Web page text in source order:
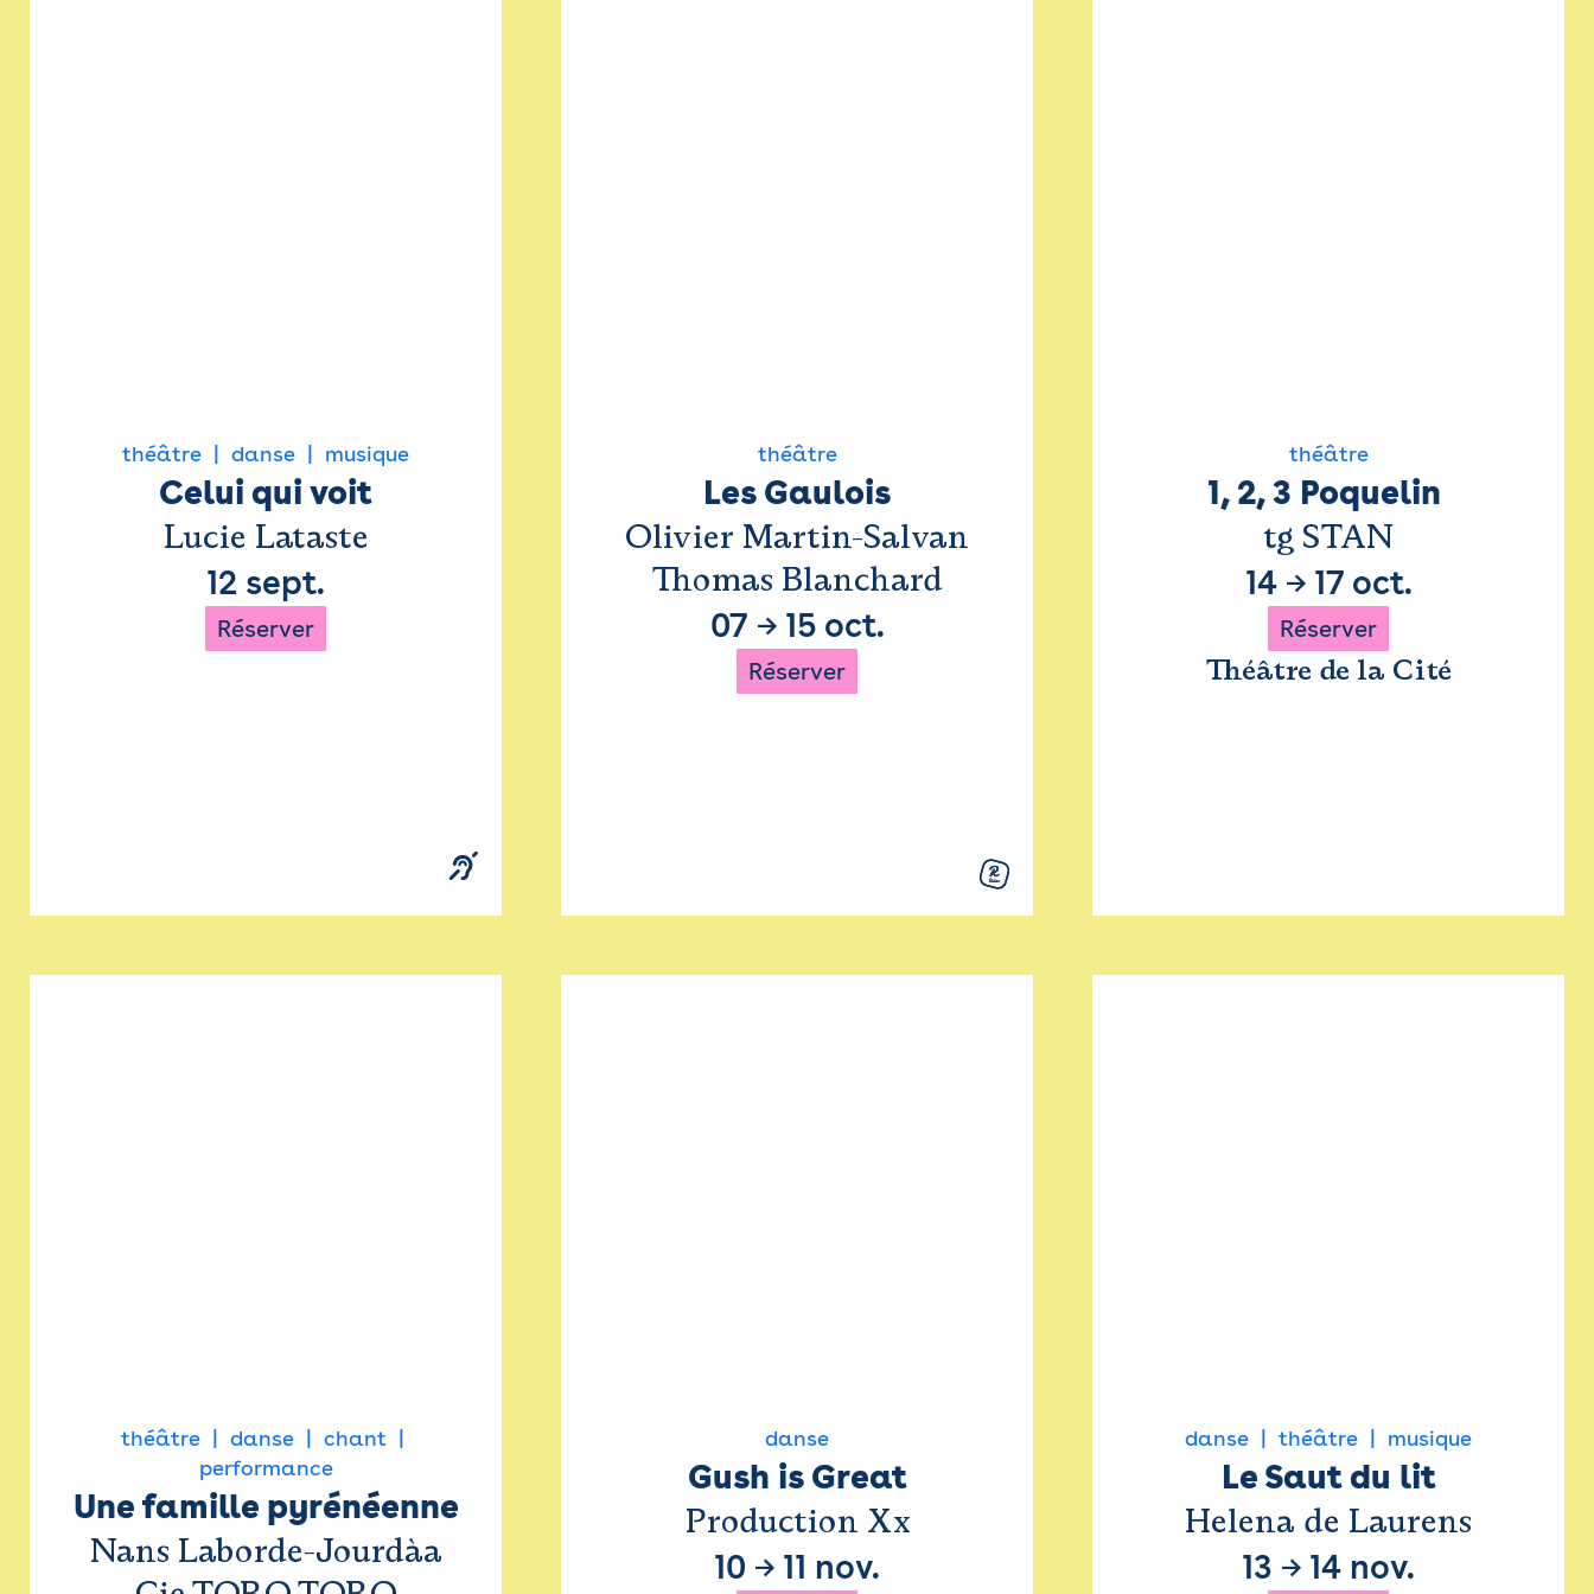
théâtre danse musique
Celui qui voit
Lucie Lataste
12 sept.
Réserver
théâtre
Les Gaulois
Olivier Martin-Salvan
Thomas Blanchard
07 → 15 oct.
Réserver
théâtre
1, 2, 3 Poquelin
tg STAN
14→ 17 oct.
Réserver
Théâtre de la Cité
théâtre danse
chant
performance
Une famille pyrénéenne
Nans Laborde-Jourdàa
danse
Gush is Great
Production Xx
10 → 11 nov.
danse théâtre musique
Le Saut du lit
Helena de Laurens
13 → 14 nov.